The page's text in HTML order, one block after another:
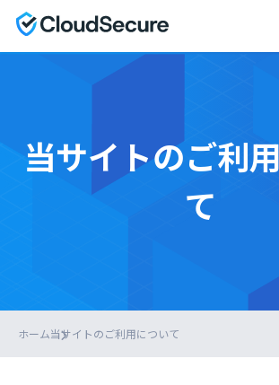
当サイトのご利
て
ホーム当サイトのご利用について